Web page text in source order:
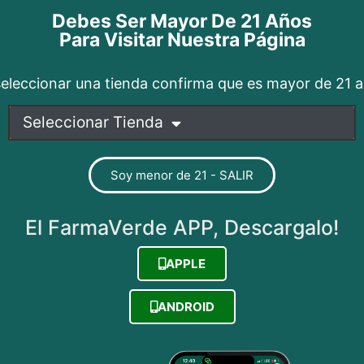
es lo que sabemos en Puerto Rico En Puerto Rico,
Pero la pregunta sigue siendo clave:¿De verdad
Estudios […]
Debes Ser Mayor De 21 Años
Para Visitar Nuestra Página
una tienda confirma que es mayor de 21
Seleccionar Tienda
Soy menor de 21 - SALIR
El FarmaVerde APP, Descargalo!
APPLE
ANDROID